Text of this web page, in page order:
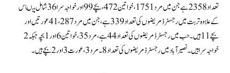
تعداد 2358 ہے جن میں مرد 1751 ، خواتین 472، بچے 99اورخواجہ سرا 36شامل ہیںاس
کے علاوہ تربت میں رجسٹرڈ مریضوں کی تعداد 339ہے، جن میں مرد 287 ، 41 عورتیں اور
بچے 11 ہیں۔ حب میں رجسٹرڈ مریضوں کی تعداد 44 ہے، مرد35 ،خواتین6 اور 1 بچہ جبکہ 2
خواجہ سرا ہیں۔ نصیرآباد میں رجسٹرڈ مریضوں کی تعداد 8۔مرد 3،عورت 3 اور 2 بچے ہیں۔